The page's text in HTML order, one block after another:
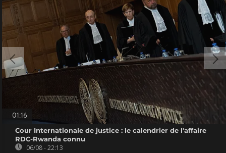
01:16
Cour Internationale de justice : le calendrier de l'affaire
RDC-Rwanda connu
06/08 - 22:13